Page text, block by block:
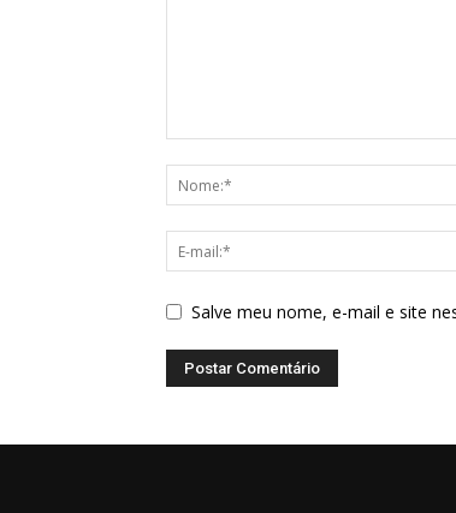
Salve meu nome, e-mail e site